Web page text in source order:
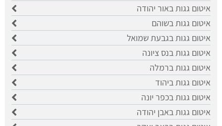
איטום גגות באור יהודה
איטום גגות בשוהם
איטום גגות בגבעת שמואל
איטום גגות בנס ציונה
איטום גגות ברמלה
איטום גגות ביהוד
איטום גגות בכפר יונה
איטום גגות באבן יהודה